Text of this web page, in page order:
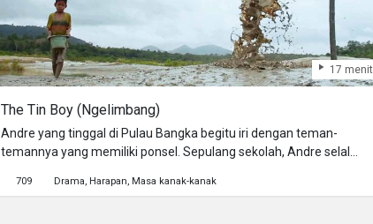
17 menit
The Tin Boy (Ngelimbang)
Andre yang tinggal di Pulau Bangka begitu iri dengan teman-
temannya yang memiliki ponsel. Sepulang sekolah, Andre selalu
709 Drama Harapan Masa kanak-kanak